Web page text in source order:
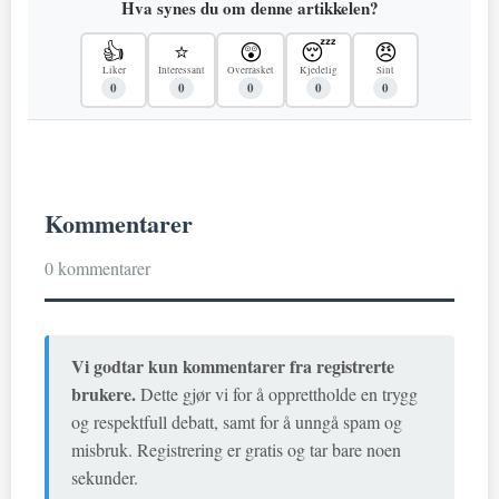
Hva synes du om denne artikkelen?
👍
Liker
0
⭐
Interessant
0
😲
Overrasket
0
😴
Kjedelig
0
😠
Sint
0
Kommentarer
0 kommentarer
Vi godtar kun kommentarer fra registrerte
brukere.Dette gjør vi for å opprettholde en trygg
og respektfull debatt, samt for å unngå spam og
misbruk. Registrering er gratis og tar bare noen
sekunder.